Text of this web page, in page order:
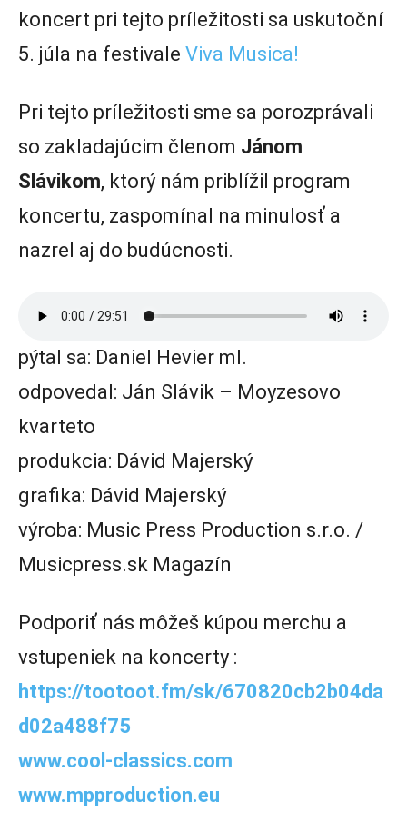
koncert pri tejto príležitosti sa uskutoční
5. júla na festivale Viva Musica!
Pri tejto príležitosti sme sa porozprávali
so zakladajúcim členom Jánom
Slávikom, ktorý nám priblížil program
koncertu, zaspomínal na minulosť a
nazrel aj do budúcnosti.
pýtal sa: Daniel Hevier ml.
odpovedal: Ján Slávik – Moyzesovo
kvarteto
produkcia: Dávid Majerský
grafika: Dávid Majerský
výroba: Music Press Production s.r.o. /
Musicpress.sk Magazín
Podporiť nás môžeš kúpou merchu a
vstupeniek na koncerty :
https://tootoot.fm/sk/670820cb2b04da
d02a488f75
www.cool-classics.com
www.mpproduction.eu